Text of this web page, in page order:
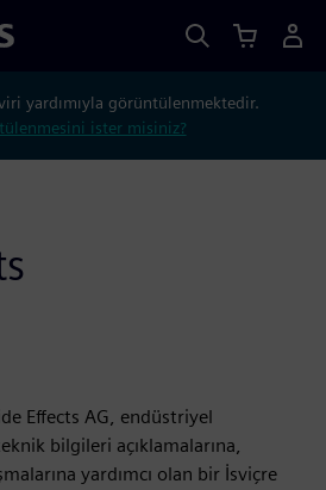
yardımıyla görüntülenmektedir.
ister misiniz?
Effects AG, endüstriyel
bilgileri açıklamalarına,
yardımcı olan bir İsviçre